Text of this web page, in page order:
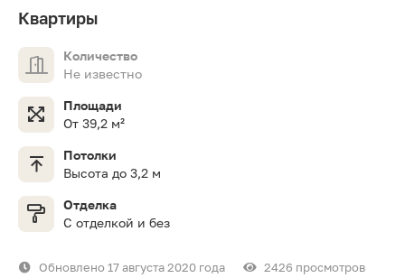
Квартиры
Количество
Не известно
Площади
От 39,2 м²
Потолки
Высота до 3,2 м
Отделка
С отделкой и без
Обновлено 17 августа 2020 года 2426 просмотров